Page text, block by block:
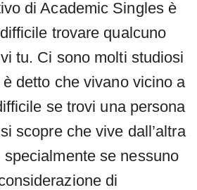
di Academic Singles è
trovare qualcuno
tu. Ci sono molti studiosi
detto che vivano vicino a
se trovi una persona
scopre che vive dall’altra
se nessuno
di